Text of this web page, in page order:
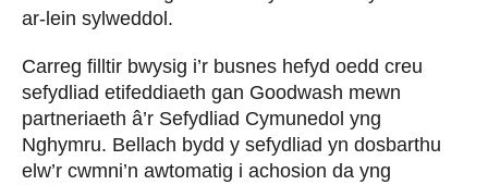
ar-lein sylweddol.
Carreg filltir bwysig i’r busnes hefyd oedd creu
sefydliad etifeddiaeth gan Goodwash mewn
partneriaeth â’r Sefydliad Cymunedol yng
Nghymru. Bellach bydd y sefydliad yn dosbarthu
elw’r cwmni’n awtomatig i achosion da yng